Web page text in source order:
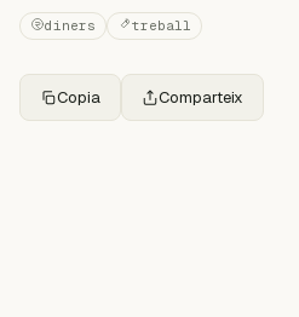
diners treball
Copia Comparteix